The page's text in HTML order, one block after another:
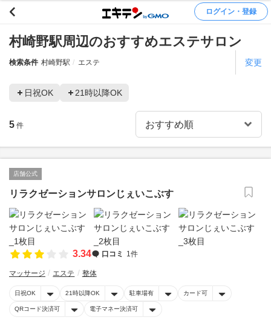
ログイン・登録
村崎野駅周辺のおすすめエステサロン
検索条件 村崎野駅 エステ 変更
日祝OK 21時以降OK
5 件
店舗公式
リラクゼーションサロンじぇいこぶす
3.34 口コミ 1件
マッサージ エステ 整体
日祝OK 21時以降OK 駐車場有 カード可
QRコード決済可 電子マネー決済可